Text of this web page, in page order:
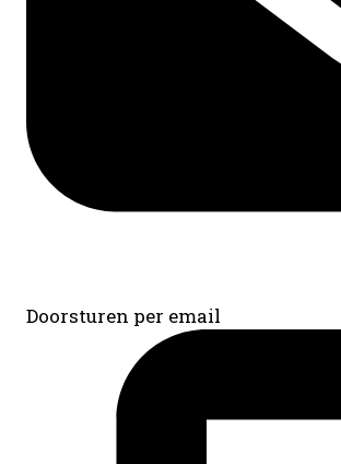
Doorsturen per email